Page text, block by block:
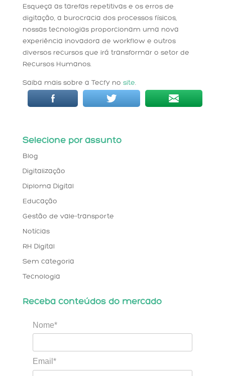
Esqueça as tarefas repetitivas e os erros de
digitação, a burocracia dos processos físicos,
nossas tecnologias proporcionam uma nova
experiência inovadora de workflow e outros
diversos recursos que irá transformar o setor de
Recursos Humanos.
Saiba mais sobre a Tecfy no site.
Selecione por assunto
Blog
Digitalização
Diploma Digital
Educação
Gestão de vale-transporte
Notícias
RH Digital
Sem categoria
Tecnologia
Receba conteúdos do mercado
Nome*
Email*